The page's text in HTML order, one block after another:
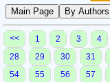
<< 1 2 3 4
28
29 30 31
54
55 56 57